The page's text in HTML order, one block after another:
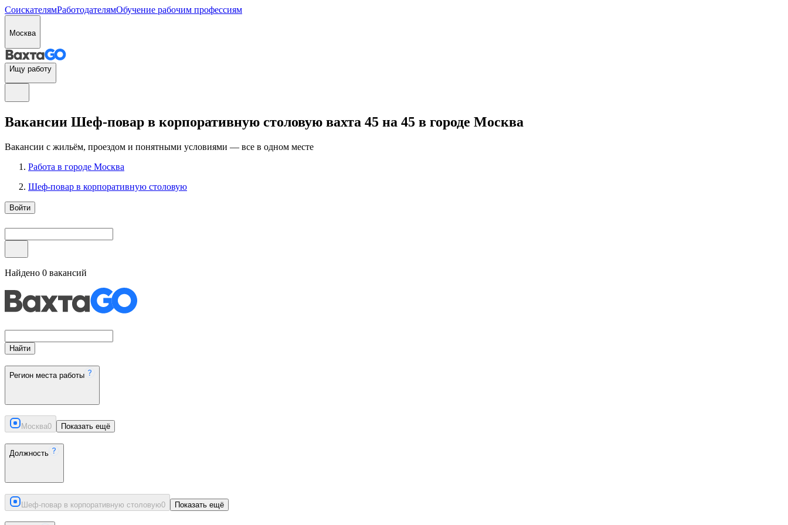
СоискателямРаботодателямОбучение рабочим профессиям
Москва
Ищу работу
Вакансии Шеф-повар в корпоративную столовую вахта 45 на 45 в городе Москва
Вакансии с жильём, проездом и понятными условиями — все в одном месте
Работа в городе Москва
Шеф-повар в корпоративную столовую
Войти
Найдено 0 вакансий
Найти
Регион места работы
Москва0 Показать ещё
Должность
Шеф-повар в корпоративную столовую0 Показать ещё